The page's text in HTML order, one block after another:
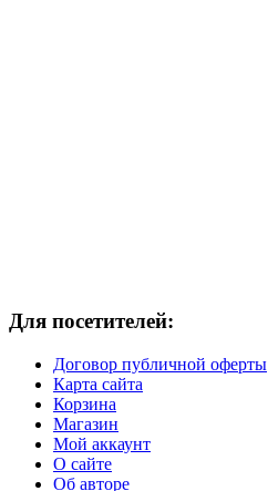
Для посетителей:
Договор публичной оферты
Карта сайта
Корзина
Магазин
Мой аккаунт
О сайте
Об авторе